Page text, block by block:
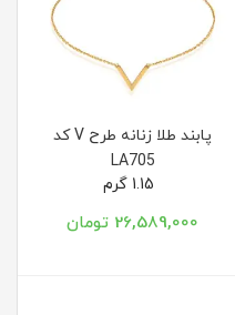
پابند طلا زنانه طرح V کد
LA705
26,589,000 تومان